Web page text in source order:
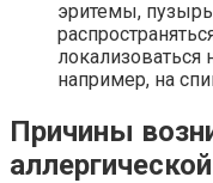
эритемы,
локализоваться
например, на
Причины